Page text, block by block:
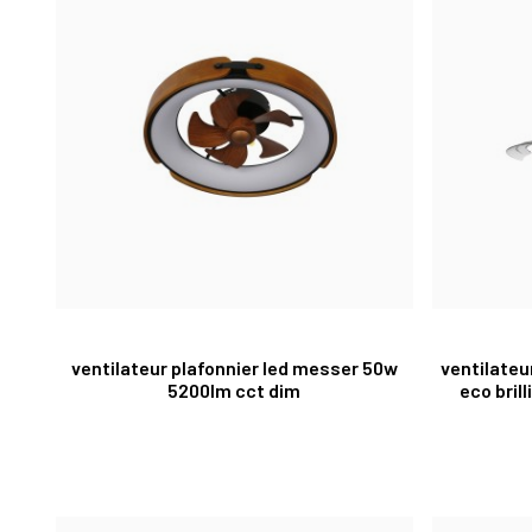
ventilateur plafonnier led messer 50w
5200lm cct dim
eco